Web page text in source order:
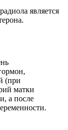
является
(при
матки
а после